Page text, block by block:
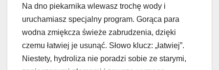
Na dno piekarnika wlewasz trochę wody i
uruchamiasz specjalny program. Gorąca para
wodna zmiękcza świeże zabrudzenia, dzięki
czemu łatwiej je usunąć. Słowo klucz: „łatwiej”.
Niestety, hydroliza nie poradzi sobie ze starymi,